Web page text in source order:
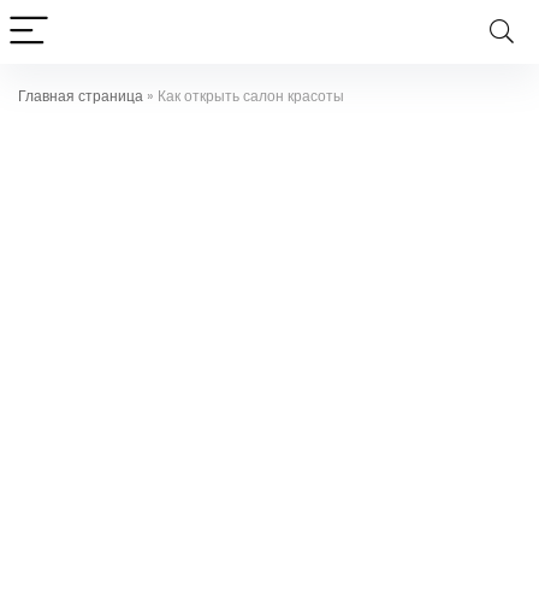
Главная страница » Как открыть салон красоты